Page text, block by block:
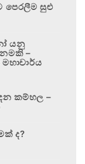
පෙරලීම සුළු
යනු
–
කම්හල –
ද?